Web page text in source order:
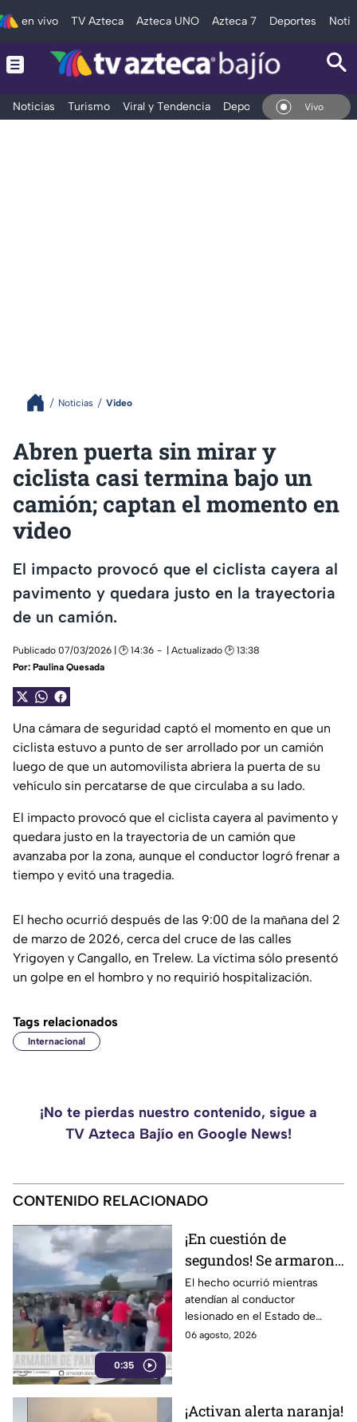
en vivo TV Azteca Azteca UNO Azteca 7 Deportes
Noticias Turismo Viral y Tendencia Deportes Espectáculos
En Vivo
Noticias Video
Abren puerta sin mirar y
ciclista casi termina bajo un
camión; captan el momento en
video
El impacto provocó que el ciclista cayera al
pavimento y quedara justo en la trayectoria
de un camión.
Publicado 07/03/2026 | 🕑 14:36
| Actualizado 🕑 13:38
Por: Paulina Quesada
Una cámara de seguridad captó el momento en que un
ciclista estuvo a punto de ser arrollado por un camión
luego de que un automovilista abriera la puerta de su
vehículo sin percatarse de que circulaba a su lado.
El impacto provocó que el ciclista cayera al pavimento y
quedara justo en la trayectoria de un camión que
avanzaba por la zona, aunque el conductor logró frenar a
tiempo y evitó una tragedia.
El hecho ocurrió después de las 9:00 de la mañana del 2
de marzo de 2026, cerca del cruce de las calles
Yrigoyen y Cangallo, en Trelew. La víctima sólo presentó
un golpe en el hombro y no requirió hospitalización.
Tags relacionados
Internacional
¡No te pierdas nuestro contenido, sigue a
TV Azteca Bajío en Google News!
CONTENIDO RELACIONADO
0:35
¡En cuestión de
segundos! Se armaron
de pantalones en plena
rapiña
El hecho ocurrió mientras
atendían al conductor
lesionado en el Estado de
México
06 agosto, 2026
¡Activan alerta naranja!